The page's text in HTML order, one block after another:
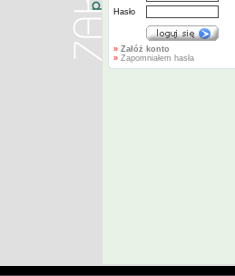
Hasło
» Załóż konto
» Zapomniałem hasła